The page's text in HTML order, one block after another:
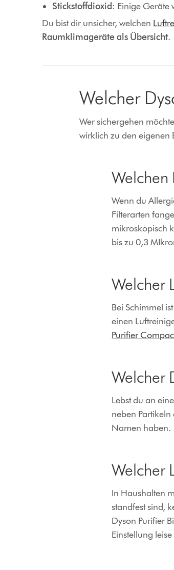
Stickstoffdioxid: Einige Geräte
Du bist dir unsicher, welchen
Raumklimageräte als Übersicht.
Welcher
Wer sichergehen
wirklich zu den eigenen
Welchen
Wenn du
Filterarten
mikroskopisch
bis zu 0,3
Welcher
Bei Schimmel
einen
Purifier
Welcher
Lebst du an
neben
Namen haben.
Welcher
In Haushalten
standfest sind,
Dyson Purifier
Einstellung leise